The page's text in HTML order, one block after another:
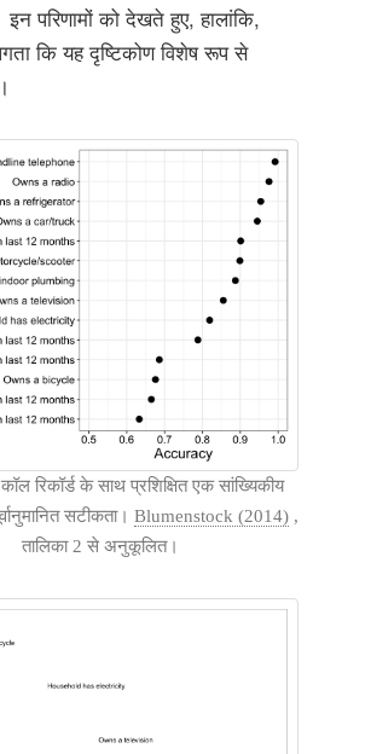
परिणामों को देखते हुए, हालांकि,
कि यह दृष्टिकोण विशेष रूप से
रिकॉर्ड के साथ प्रशिक्षित एक सांख्यिकीय
सटीकता। Blumenstock (2014) ,
तालिका 2 से अनुकूलित।